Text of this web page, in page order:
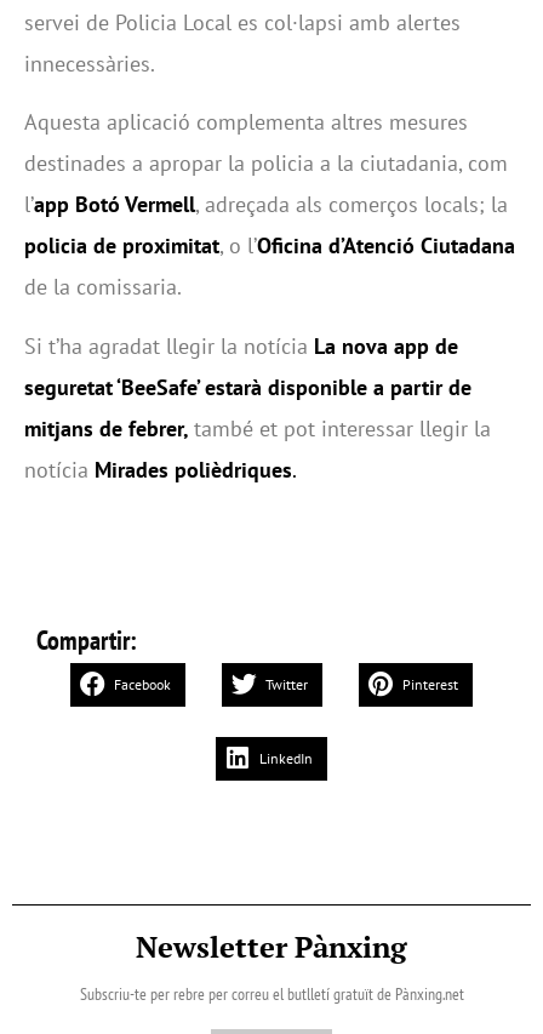
servei de Policia Local es col·lapsi amb alertes
innecessàries.
Aquesta aplicació complementa altres mesures
destinades a apropar la policia a la ciutadania, com
l’app Botó Vermell, adreçada als comerços locals; la
policia de proximitat, o l’Oficina d’Atenció Ciutadana
de la comissaria.
Si t’ha agradat llegir la notícia La nova app de
seguretat ‘BeeSafe’ estarà disponible a partir de
mitjans de febrer, també et pot interessar llegir la
notícia Mirades polièdriques.
Compartir:
Facebook Twitter Pinterest
LinkedIn
Newsletter Pànxing
Subscriu-te per rebre per correu el butlletí gratuït de Pànxing.net​